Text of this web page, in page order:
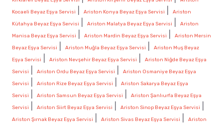
Kocaeli Beyaz Eşya Servisi
Ariston Konya Beyaz Eşya Servisi
Ariston
Kütahya Beyaz Eşya Servisi
Ariston Malatya Beyaz Eşya Servisi
Ariston
Manisa Beyaz Eşya Servisi
Ariston Mardin Beyaz Eşya Servisi
Ariston Mersin
Beyaz Eşya Servisi
Ariston Muğla Beyaz Eşya Servisi
Ariston Muş Beyaz
Eşya Servisi
Ariston Nevşehir Beyaz Eşya Servisi
Ariston Niğde Beyaz Eşya
Servisi
Ariston Ordu Beyaz Eşya Servisi
Ariston Osmaniye Beyaz Eşya
Servisi
Ariston Rize Beyaz Eşya Servisi
Ariston Sakarya Beyaz Eşya
Servisi
Ariston Samsun Beyaz Eşya Servisi
Ariston Şanlıurfa Beyaz Eşya
Servisi
Ariston Siirt Beyaz Eşya Servisi Ariston Sinop Beyaz Eşya Servisi
Ariston Şırnak Beyaz Eşya Servisi Ariston Sivas Beyaz Eşya Servisi
Ariston